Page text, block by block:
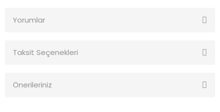
Yorumlar
Taksit Seçenekleri
Önerileriniz